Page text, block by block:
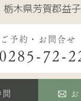
栃木県芳賀郡益
ご予約・お問合せ
0285-72-
間